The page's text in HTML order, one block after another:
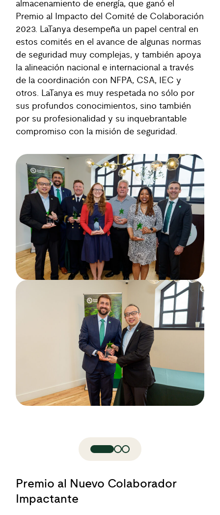
almacenamiento de energía, que ganó el
Premio al Impacto del Comité de Colaboración
2023. LaTanya desempeña un papel central en
estos comités en el avance de algunas normas
de seguridad muy complejas, y también apoya
la alineación nacional e internacional a través
de la coordinación con NFPA, CSA, IEC y
otros. LaTanya es muy respetada no sólo por
sus profundos conocimientos, sino también
por su profesionalidad y su inquebrantable
compromiso con la misión de seguridad.
Premio al Nuevo Colaborador
Impactante